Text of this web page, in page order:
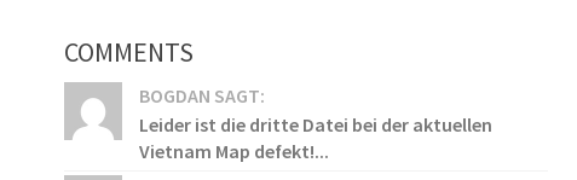
COMMENTS
BOGDAN SAGT:
Leider ist die dritte Datei bei der aktuellen
Vietnam Map defekt!...